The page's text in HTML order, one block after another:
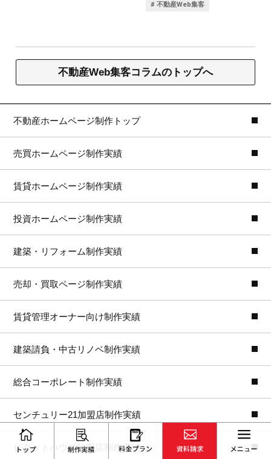
不動産Web集客コラムのトップへ
不動産ホームページ制作トップ
売買ホームページ制作実績
賃貸ホームページ制作実績
投資ホームページ制作実績
建築・リフォーム制作実績
売却・買取ページ制作実績
賃貸管理オーナー向け制作実績
建築請負・中古リノベ制作実績
総合コーポレート制作実績
センチュリー21加盟店制作実績
ピタットハウス加盟店制作実績